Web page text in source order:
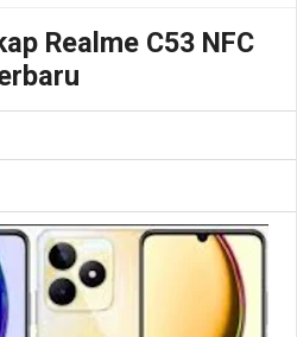
Realme C53 NFC